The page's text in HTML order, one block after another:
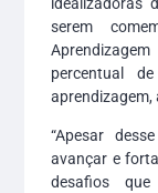
serem
percentual
aprendizagem,
“Apesar
avançar e
desafios